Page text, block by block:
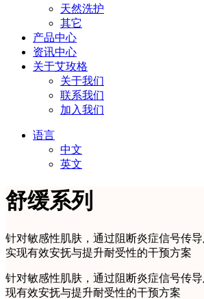
天然洗护
其它
产品中心
资讯中心
关于艾玫格
关于我们
联系我们
加入我们
语言
中文
英文
舒缓系列
针对敏感性肌肤，通过阻断炎症信号传导
实现有效安抚与提升耐受性的干预方案
针对敏感性肌肤，通过阻断炎症信号传
现有效安抚与提升耐受性的干预方案